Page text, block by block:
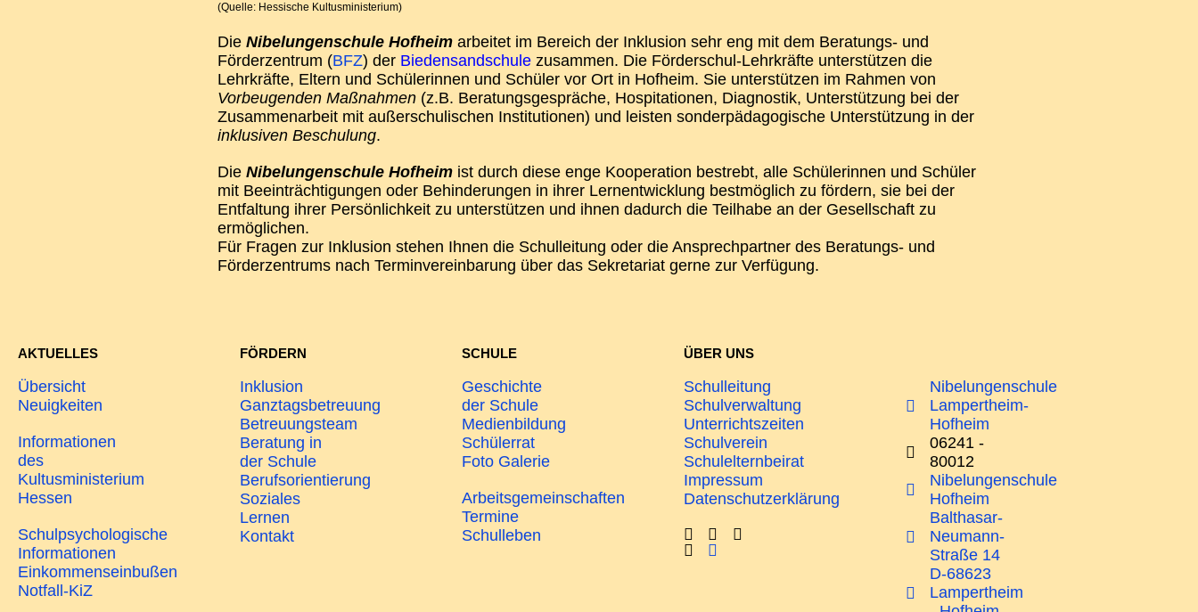
(Quelle: Hessische Kultusministerium)
Die Nibelungenschule Hofheimarbeitet im Bereich der Inklusion sehr eng mit dem Beratungs- und
Förderzentrum (BFZ) der Biedensandschulezusammen. Die Förderschul-Lehrkräfte unterstützen die
Lehrkräfte, Eltern und Schülerinnen und Schüler vor Ort in Hofheim. Sie unterstützen im Rahmen von
Vorbeugenden Maßnahmen(z.B. Beratungsgespräche, Hospitationen, Diagnostik, Unterstützung bei der
Zusammenarbeit mit außerschulischen Institutionen) und leisten sonderpädagogische Unterstützung in der
inklusiven Beschulung.
Die Nibelungenschule Hofheimist durch diese enge Kooperation bestrebt, alle Schülerinnen und Schüler
mit Beeinträchtigungen oder Behinderungen in ihrer Lernentwicklung bestmöglich zu fördern, sie bei der
Entfaltung ihrer Persönlichkeit zu unterstützen und ihnen dadurch die Teilhabe an der Gesellschaft zu
ermöglichen.
Für Fragen zur Inklusion stehen Ihnen die Schulleitung oder die Ansprechpartner des Beratungs- und
Förderzentrums nach Terminvereinbarung über das Sekretariat gerne zur Verfügung.
AKTUELLES FÖRDERN SCHULE ÜBER UNS
Übersicht
Neuigkeiten
Informationen
des
Kultusministerium
Hessen
Schulpsychologische
Informationen
Einkommenseinbußen
Notfall-KiZ
Inklusion
Ganztagsbetreuung
Betreuungsteam
Beratung in
der Schule
Berufsorientierung
Soziales
Lernen
Kontakt
Geschichte
der Schule
Medienbildung
Schülerrat
Foto Galerie
Arbeitsgemeinschaften
Termine
Schulleben
Schulleitung
Schulverwaltung
Unterrichtszeiten
Schulverein
Schulelternbeirat
Impressum
Datenschutzerklärung
Nibelungenschule
Lampertheim-
Hofheim
06241 -
80012
Nibelungenschule
Hofheim
Balthasar-
Neumann-
Straße 14
D-68623
Lampertheim